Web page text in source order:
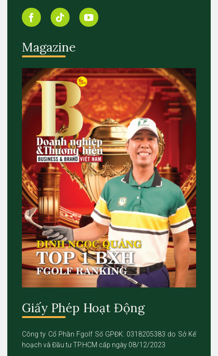
Magazine
Giấy Phép Hoạt Động
Công ty Cổ Phần Fgolf Số GPĐK: 0318205383 do Sở Kế
hoạch và Đầu tư TP.HCM cấp ngày 08/12/2023